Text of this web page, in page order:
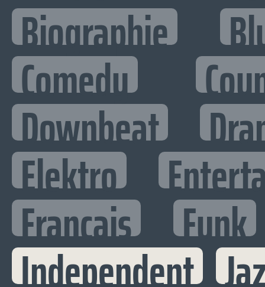
Biographie
Comedy
Downbeat
Elektro
Francais Funk
Independent